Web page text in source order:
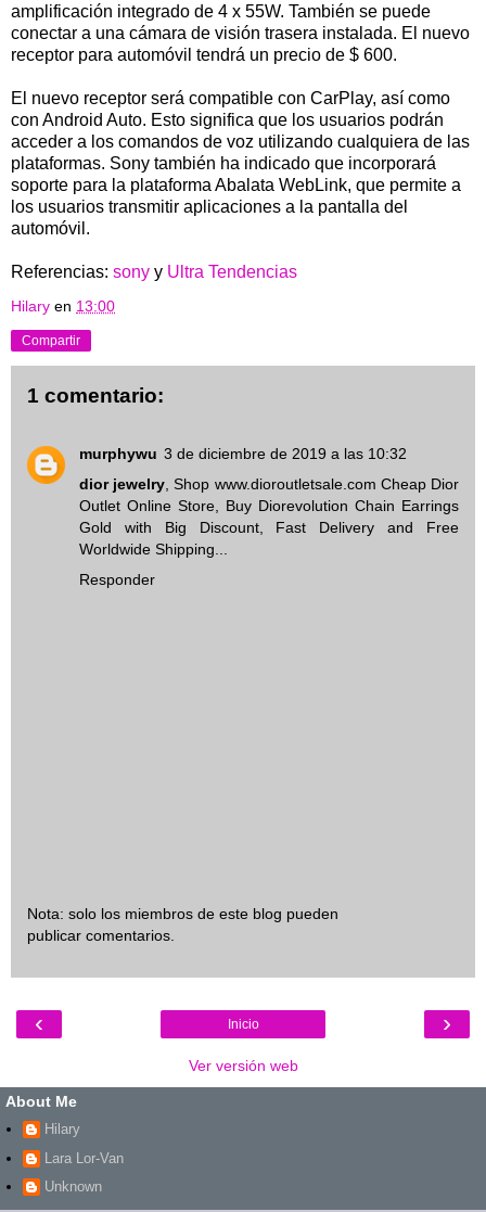
amplificación integrado de 4 x 55W. También se puede
conectar a una cámara de visión trasera instalada. El nuevo
receptor para automóvil tendrá un precio de $ 600.
El nuevo receptor será compatible con CarPlay, así como
con Android Auto. Esto significa que los usuarios podrán
acceder a los comandos de voz utilizando cualquiera de las
plataformas. Sony también ha indicado que incorporará
soporte para la plataforma Abalata WebLink, que permite a
los usuarios transmitir aplicaciones a la pantalla del
automóvil.
Referencias: sony y Ultra Tendencias
Hilary en 13:00
Compartir
1 comentario:
murphywu 3 de diciembre de 2019 a las 10:32
dior jewelry, Shop www.dioroutletsale.com Cheap Dior
Outlet Online Store, Buy Diorevolution Chain Earrings
Gold with Big Discount, Fast Delivery and Free
Worldwide Shipping...
Responder
Nota: solo los miembros de este blog pueden
publicar comentarios.
‹ ›
Inicio
Ver versión web
About Me
Hilary
Lara Lor-Van
Unknown